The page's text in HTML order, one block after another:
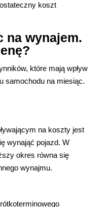
koszt
na wynajem.
które mają wpływ
samochodu na miesiąc.
na koszty jest
wynająć pojazd. W
okres równa się
wynajmu.